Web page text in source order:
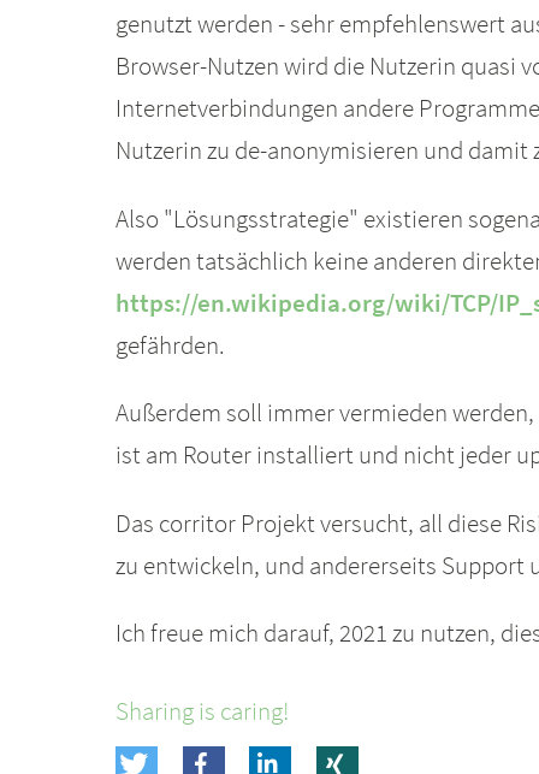
genutzt werden - sehr empfehlenswert
Browser-Nutzen wird die Nutzerin quasi
Internetverbindungen andere
Nutzerin zu de-anonymisieren und damit
Also "Lösungsstrategie" existieren
werden tatsächlich keine anderen
https://en.wikipedia.org/wiki/TCP/
gefährden.
Außerdem soll immer vermieden
ist am Router installiert und nicht jeder
Das corritor Projekt versucht, all diese
zu entwickeln, und andererseits Support
Ich freue mich darauf, 2021 zu nutzen,
Sharing is caring!